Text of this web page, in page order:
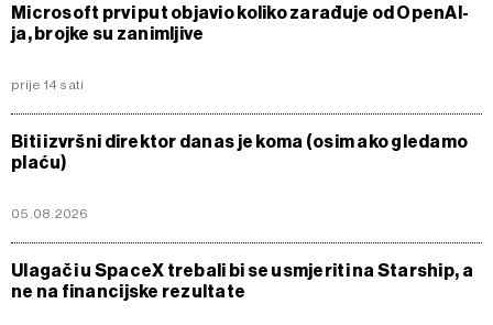
Microsoft prvi put objavio koliko zarađuje od OpenAI-
ja, brojke su zanimljive
prije 14 sati
Biti izvršni direktor danas je koma (osim ako gledamo
plaću)
05.08.2026
Ulagači u SpaceX trebali bi se usmjeriti na Starship, a
ne na financijske rezultate